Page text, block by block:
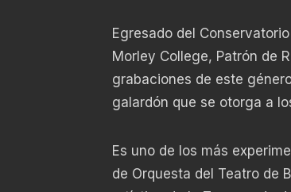
Egresado del
Morley College, Patrón de
grabaciones de este
galardón que se otorga a
Es uno de los más
de Orquesta del Teatro de